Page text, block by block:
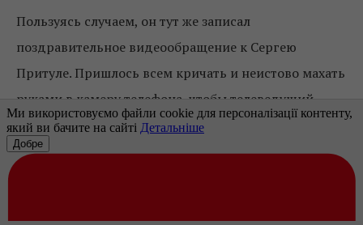
Пользуясь случаем, он тут же записал
поздравительное видеообращение к Сергею
Притуле. Пришлось всем кричать и неистово махать
руками в камеру телефона, чтобы телеведущий,
отлученный от общей гулянки, тоже как следует
порадовался.